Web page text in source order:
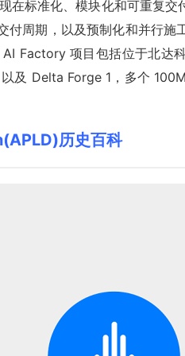
标准化、模块化和可重复交
付周期，以及预制化和并行施
Factory 项目包括位于北达
及 Delta Forge 1，多个
历史百科